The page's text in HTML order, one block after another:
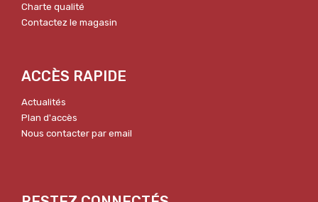
Charte qualité
Contactez le magasin
ACCÈS RAPIDE
Actualités
Plan d'accès
Nous contacter par email